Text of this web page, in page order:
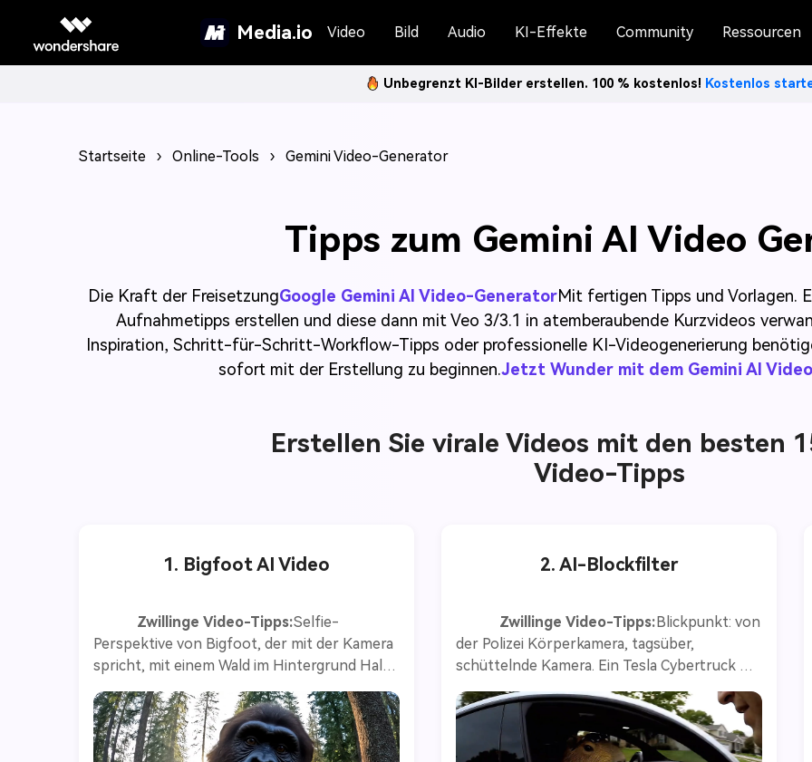
Media.io Video Bild Audio KI-Effekte Community Ressourcen
Unbegrenzt KI-Bilder erstellen. 100 % kostenlos! Kostenlos
Startseite › Online-Tools › Gemini Video-Generator
Tipps zum Gemini AI Video
Die Kraft der FreisetzungGoogle Gemini AI Video-GeneratorMit fertigen Tipps und Vorlagen.
Aufnahmetipps erstellen und diese dann mit Veo 3/3.1 in atemberaubende Kurzvideos
Inspiration, Schritt-für-Schritt-Workflow-Tipps oder professionelle KI-Videogenerierung
sofort mit der Erstellung zu beginnen.Jetzt Wunder mit dem Gemini AI
Erstellen Sie virale Videos mit den besten
Video-Tipps
1. Bigfoot AI Video
Zwillinge Video-Tipps:Selfie-
Perspektive von Bigfoot, der mit der Kamera
spricht, mit einem Wald im Hintergrund Hallo
zusammen und willkommen zurück im Vlog
von Bigfoot, es ist ein wunderschöner
Morgen, die Sonne kommt heraus, die Vögel
sind im Stamm, ein absolut perfekter Tag
2. AI-Blockfilter
Zwillinge Video-Tipps:Blickpunkt: von
der Polizei Körperkamera, tagsüber,
schüttelnde Kamera. Ein Tesla Cybertruck
steht auf einer Vorstadtstraße. Der Fahrer,
ein Capybara, trägt Sicherheitsgurt und
Sonnenbrille und hält fest am Lenkrad. Der
Beamte kam näher, seine Taschenlampe